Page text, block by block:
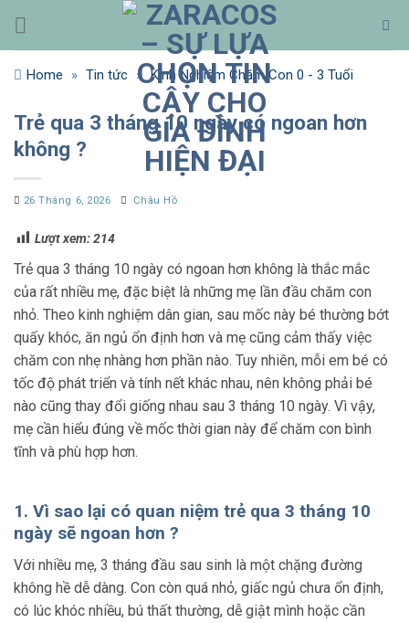
qua
nội
dungHome » Tin tức » Kinh Nghiệm Chăm Con 0 - 3 Tuổi
Trẻ qua 3 tháng 10 ngày có ngoan hơn
không ?
26 Tháng 6, 2026 Châu Hồ
Lượt xem:214
Trẻ qua 3 tháng 10 ngày có ngoan hơn không là thắc mắc
của rất nhiều mẹ, đặc biệt là những mẹ lần đầu chăm con
nhỏ. Theo kinh nghiệm dân gian, sau mốc này bé thường bớt
quấy khóc, ăn ngủ ổn định hơn và mẹ cũng cảm thấy việc
chăm con nhẹ nhàng hơn phần nào. Tuy nhiên, mỗi em bé có
tốc độ phát triển và tính nết khác nhau, nên không phải bé
nào cũng thay đổi giống nhau sau 3 tháng 10 ngày. Vì vậy,
mẹ cần hiểu đúng về mốc thời gian này để chăm con bình
tĩnh và phù hợp hơn.
1. Vì sao lại có quan niệm trẻ qua 3 tháng 10
ngày sẽ ngoan hơn ?
Với nhiều mẹ, 3 tháng đầu sau sinh là một chặng đường
không hề dễ dàng. Con còn quá nhỏ, giấc ngủ chưa ổn định,
có lúc khóc nhiều, bú thất thường, dễ giật mình hoặc cần